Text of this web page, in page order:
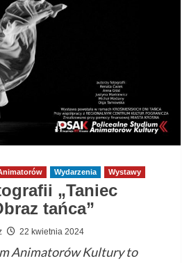
Wydarzenia Wystawy
„Taniec
tańca”
22 kwietnia 2024
Animatorów Kultury to